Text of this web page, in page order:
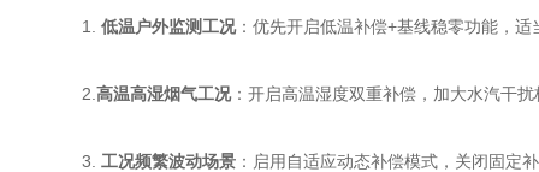
1. 低温户外监测工况：优先开启低温补偿+基线稳零功能，
2. 高温高湿烟气工况：开启高温湿度双重补偿，加大水汽干
3. 工况频繁波动场景 ：启用自适应动态补偿模式，关闭固定